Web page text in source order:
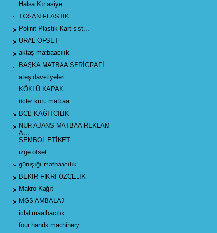
Halsa Kırtasiye
TOSAN PLASTİK
Polinit Plastik Kart sist...
URAL OFSET
aktaş matbaacılık
BAŞKA MATBAA SERİGRAFİ
ateş davetiyeleri
KÖKLÜ KAPAK
ücler kutu matbaa
BCB KAĞITCILIK
NUR AJANS MATBAA REKLAM
A...
SEMBOL ETİKET
izge ofset
günışığı matbaacılık
BEKİR FİKRİ ÖZÇELİK
Makro Kağıt
MGS AMBALAJ
iclal maatbacılık
four hands machinery